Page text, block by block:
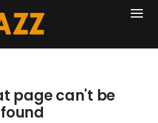
404
page can't be
found